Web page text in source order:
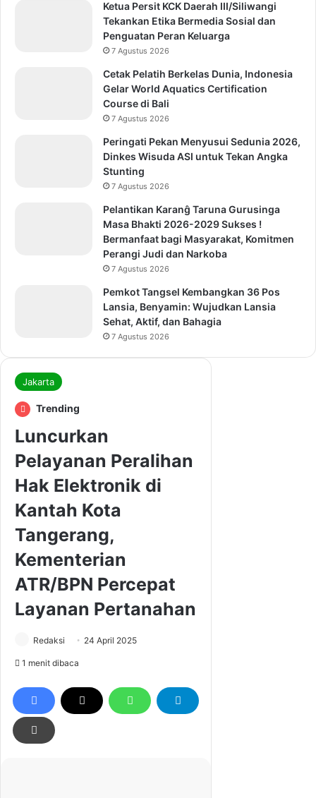
Ketua Persit KCK Daerah III/Siliwangi
Tekankan Etika Bermedia Sosial dan
Penguatan Peran Keluarga
7 Agustus 2026
Cetak Pelatih Berkelas Dunia, Indonesia
Gelar World Aquatics Certification
Course di Bali
7 Agustus 2026
Peringati Pekan Menyusui Sedunia 2026,
Dinkes Wisuda ASI untuk Tekan Angka
Stunting
7 Agustus 2026
Pelantikan Karanĝ Taruna Gurusinga
Masa Bhakti 2026-2029 Sukses !
Bermanfaat bagi Masyarakat, Komitmen
Perangi Judi dan Narkoba
7 Agustus 2026
Pemkot Tangsel Kembangkan 36 Pos
Lansia, Benyamin: Wujudkan Lansia
Sehat, Aktif, dan Bahagia
7 Agustus 2026